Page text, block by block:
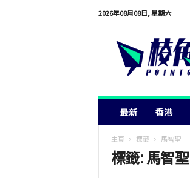
2026年08月08日, 星期六
最新 香港
主頁 標籤 馬智聖
標籤: 馬智聖